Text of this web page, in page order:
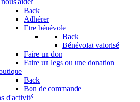
aider
Back
Adhérer
Etre bénévole
Back
Bénévolat valorisé
Faire un don
Faire un legs ou une donation
Back
Bon de commande
d'activité